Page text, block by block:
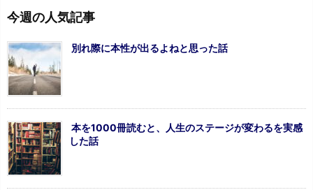
今週の人気記事
別れ際に本性が出るよねと思った話
本を1000冊読むと、人生のステージが変わるを実感
した話